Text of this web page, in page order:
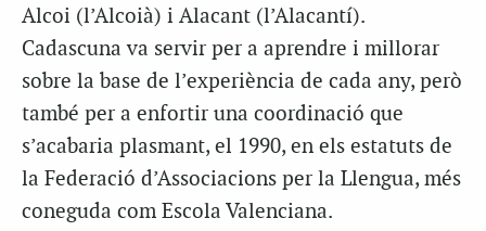
Alcoi (l’Alcoià) i Alacant (l’Alacantí).
Cadascuna va servir per a aprendre i millorar
sobre la base de l’experiència de cada any, però
també per a enfortir una coordinació que
s’acabaria plasmant, el 1990, en els estatuts de
la Federació d’Associacions per la Llengua, més
coneguda com Escola Valenciana.